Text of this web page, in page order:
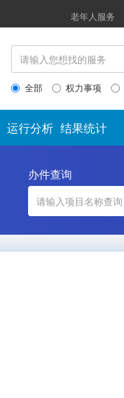
老年人服务
全部 权力事项
运行分析 结果统计
办件查询